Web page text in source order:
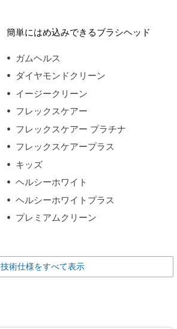
簡単にはめ込みできるブラシヘッド
ガムヘルス
ダイヤモンドクリーン
イージークリーン
フレックスケアー
フレックスケアー プラチナ
フレックスケアープラス
キッズ
ヘルシーホワイト
ヘルシーホワイトプラス
プレミアムクリーン
技術仕様をすべて表示